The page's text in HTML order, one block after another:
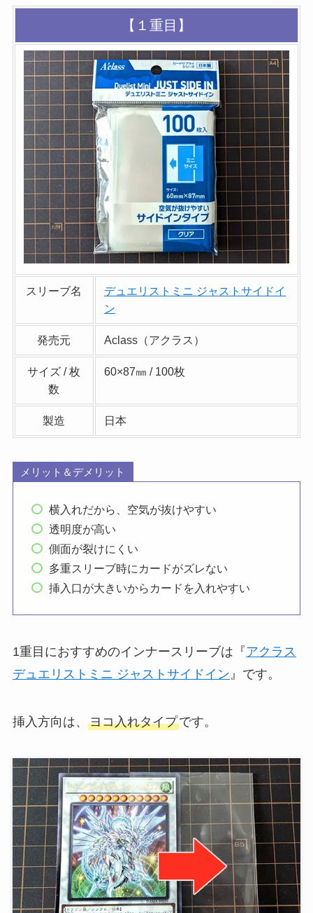
【１重目】
スリーブ名
デュエリストミニ ジャストサイドイ
ン
発売元 Aclass（アクラス）
サイズ / 枚
数
60×87㎜ / 100枚
製造 日本
メリット＆デメリット
横入れだから、空気が抜けやすい
透明度が高い
側面が裂けにくい
多重スリーブ時にカードがズレない
挿入口が大きいからカードを入れやすい
1重目におすすめのインナースリーブは『アクラス
デュエリストミニ ジャストサイドイン』です。
挿入方向は、 ヨコ入れタイプです。